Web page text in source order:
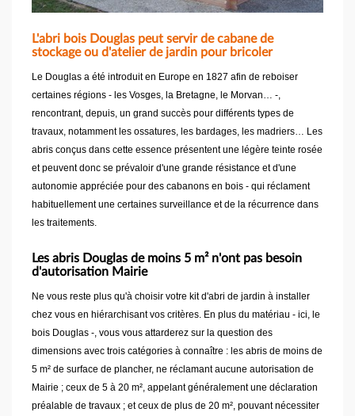
L'abri bois Douglas peut servir de cabane de
stockage ou d'atelier de jardin pour bricoler
Le Douglas a été introduit en Europe en 1827 afin de reboiser
certaines régions - les Vosges, la Bretagne, le Morvan… -,
rencontrant, depuis, un grand succès pour différents types de
travaux, notamment les ossatures, les bardages, les madriers… Les
abris conçus dans cette essence présentent une légère teinte rosée
et peuvent donc se prévaloir d'une grande résistance et d'une
autonomie appréciée pour des cabanons en bois - qui réclament
habituellement une certaines surveillance et de la récurrence dans
les traitements.
Les abris Douglas de moins 5 m² n'ont pas besoin
d'autorisation Mairie
Ne vous reste plus qu'à choisir votre kit d'abri de jardin à installer
chez vous en hiérarchisant vos critères. En plus du matériau - ici, le
bois Douglas -, vous vous attarderez sur la question des
dimensions avec trois catégories à connaître : les abris de moins de
5 m² de surface de plancher, ne réclamant aucune autorisation de
Mairie ; ceux de 5 à 20 m², appelant généralement une déclaration
préalable de travaux ; et ceux de plus de 20 m², pouvant nécessiter